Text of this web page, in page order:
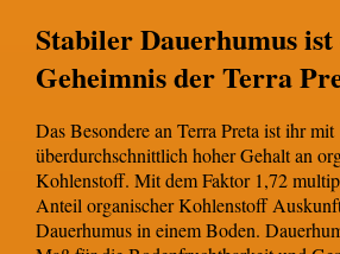
Stabiler Dauerhumus ist
Geheimnis der Terra
Das Besondere an Terra Preta ist ihr
überdurchschnittlich hoher Gehalt an
Kohlenstoff. Mit dem Faktor 1,72
Anteil organischer Kohlenstoff
Dauerhumus in einem Boden.